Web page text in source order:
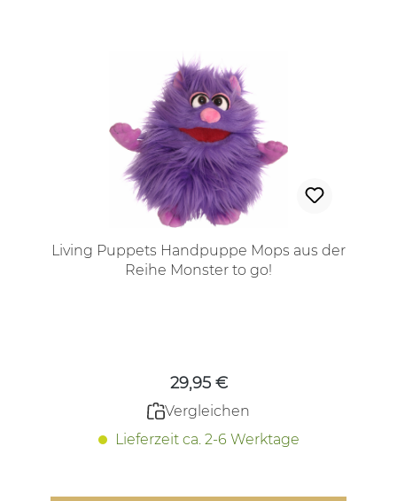
Living Puppets Handpuppe Mops aus der
Reihe Monster to go!
29,95 €
Vergleichen
Lieferzeit ca. 2-6 Werktage